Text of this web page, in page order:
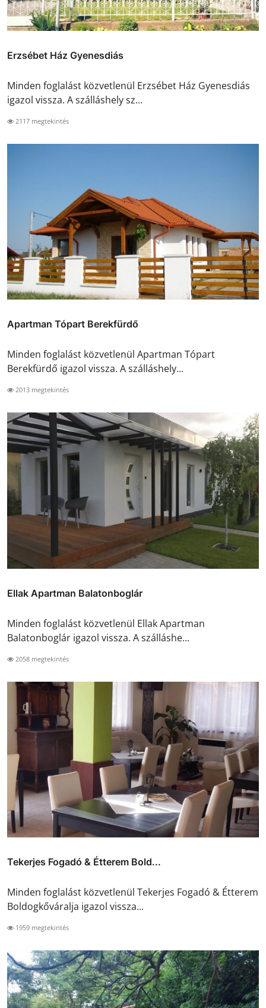
Erzsébet Ház Gyenesdiás
Minden foglalást közvetlenül Erzsébet Ház Gyenesdiás
igazol vissza. A szálláshely sz...
2117 megtekintés
Apartman Tópart Berekfürdő
Minden foglalást közvetlenül Apartman Tópart
Berekfürdő igazol vissza. A szálláshely...
2013 megtekintés
Ellak Apartman Balatonboglár
Minden foglalást közvetlenül Ellak Apartman
Balatonboglár igazol vissza. A szálláshe...
2058 megtekintés
Tekerjes Fogadó & Étterem Bold...
Minden foglalást közvetlenül Tekerjes Fogadó & Étterem
Boldogkőváralja igazol vissza...
1959 megtekintés